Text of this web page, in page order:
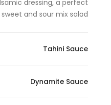
dressing, a perfect
sweet and sour mix salad - أوراق جرجير، جوز مكرمل، بلح، رمان، جبنة فيتا، صوص بلسميك بالعسل، سلطة مزيج الحلو والحامض
Tahini Sauce
Dynamite Sauce